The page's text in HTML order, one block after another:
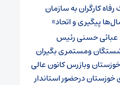
کارگران به سازمان
پیگیری و اتحاد»
عبائی حسنی رئیس
ومستمری بگیران
وبازرس کانون عالی
درحضور استاندار